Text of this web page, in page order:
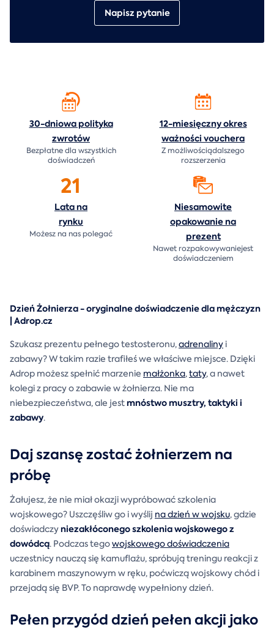
Napisz pytanie
30-dniowa polityka
zwrotów
Bezpłatne dla wszystkich
doświadczeń
12-miesięczny okres
ważności vouchera
Z możliwościądalszego
rozszerzenia
21
Lata na
rynku
Możesz na nas polegać
Niesamowite
opakowanie na
prezent
Nawet rozpakowywaniejest
doświadczeniem
Dzień Żołnierza - oryginalne doświadczenie dla mężczyzn
| Adrop.cz
Szukasz prezentu pełnego testosteronu,adrenalinyi
zabawy? W takim razie trafiłeś we właściwe miejsce. Dzięki
Adrop możesz spełnić marzenie małżonka,taty, a nawet
kolegi z pracy o zabawie w żołnierza. Nie ma
niebezpieczeństwa, ale jestmnóstwo musztry, taktyki i
zabawy.
Daj szansę zostać żołnierzem na
próbę
Żałujesz, że nie miał okazji wypróbować szkolenia
wojskowego? Uszczęśliw go i wyślij na dzień w wojsku, gdzie
doświadczyniezakłóconego szkolenia wojskowego z
dowódcą. Podczas tegowojskowego doświadczenia
uczestnicy nauczą się kamuflażu, spróbują treningu reakcji z
karabinem maszynowym w ręku, poćwiczą wojskowy chód i
przejadą się BVP. To naprawdę wypełniony dzień.
Pełen przygód dzień pełen akcji jako